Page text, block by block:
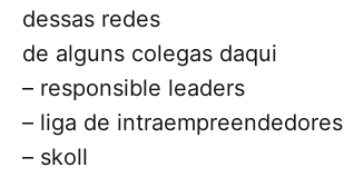
dessas redes
de alguns colegas daqui
– responsible leaders
– liga de intraempreendedores
– skoll